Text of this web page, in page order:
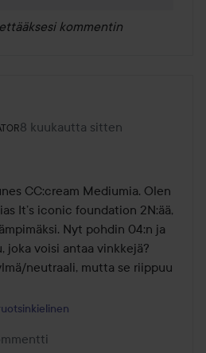
kommentin
Lyko Creator.
8 kuukautta sitten
Viesti luotiin 8 kuukautta sitten
CC:cream Mediumia. Olen
It’s iconic foundation 2N:ää,
Nyt pohdin 04:n ja
joka voisi antaa vinkkejä?
neutraali, mutta se riippuu